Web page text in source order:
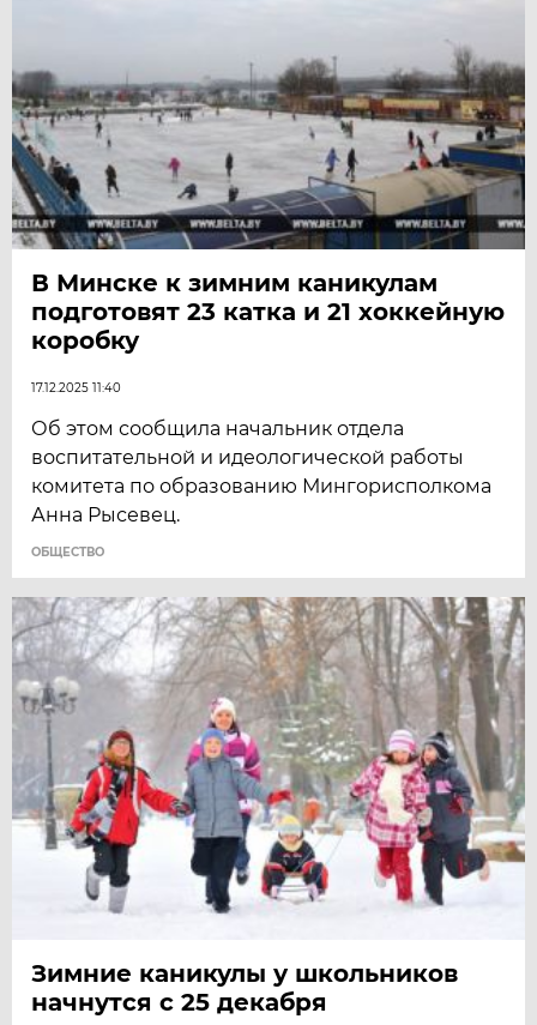
В Минске к зимним каникулам
подготовят 23 катка и 21 хоккейную
коробку
17.12.2025 11:40
Об этом сообщила начальник отдела
воспитательной и идеологической работы
комитета по образованию Мингорисполкома
Анна Рысевец.
ОБЩЕСТВО
Зимние каникулы у школьников
начнутся с 25 декабря